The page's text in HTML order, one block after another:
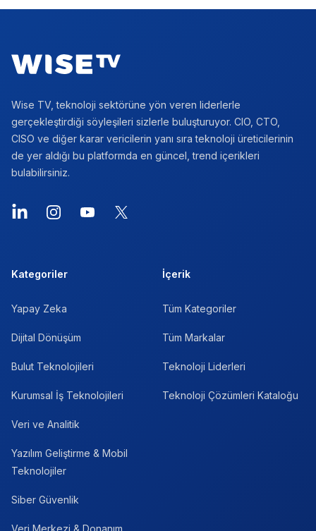
Wise TV, teknoloji sektörüne yön veren liderlerle
gerçekleştirdiği söyleşileri sizlerle buluşturuyor. CIO, CTO,
CISO ve diğer karar vericilerin yanı sıra teknoloji üreticilerinin
de yer aldığı bu platformda en güncel, trend içerikleri
bulabilirsiniz.
LinkedInInstagramYouTube
X
Kategoriler
Yapay Zeka
Dijital Dönüşüm
Bulut Teknolojileri
Kurumsal İş Teknolojileri
Veri ve Analitik
Yazılım Geliştirme & Mobil
Teknolojiler
Siber Güvenlik
Veri Merkezi & Donanım
İçerik
Tüm Kategoriler
Tüm Markalar
Teknoloji Liderleri
Teknoloji Çözümleri Kataloğu